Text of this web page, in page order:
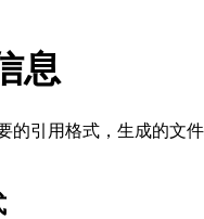
息
的引用格式，生成的文